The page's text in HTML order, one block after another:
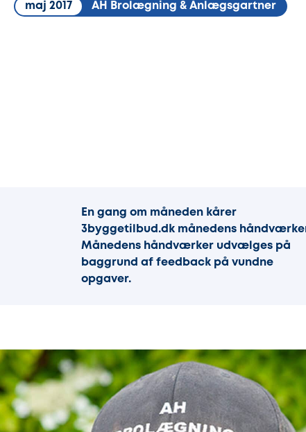
maj 2017 AH Brolægning & Anlægsgartner
En gang om måneden kårer
3byggetilbud.dk månedens
Månedens håndværker udvælges på
baggrund af feedback på vundne
opgaver.